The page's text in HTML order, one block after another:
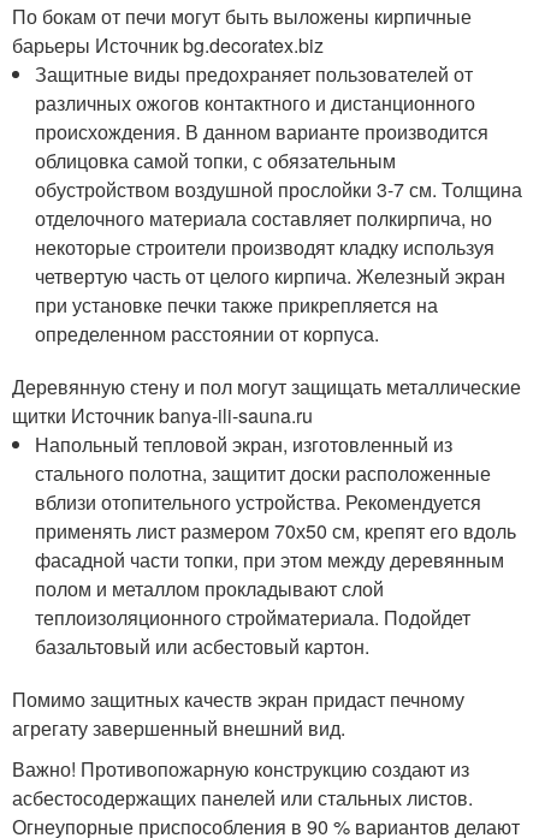
По бокам от печи могут быть выложены кирпичные
барьеры Источник bg.decoratex.biz
Защитные виды предохраняет пользователей от
различных ожогов контактного и дистанционного
происхождения. В данном варианте производится
облицовка самой топки, с обязательным
обустройством воздушной прослойки 3-7 см. Толщина
отделочного материала составляет полкирпича, но
некоторые строители производят кладку используя
четвертую часть от целого кирпича. Железный экран
при установке печки также прикрепляется на
определенном расстоянии от корпуса.
Деревянную стену и пол могут защищать металлические
щитки Источник banya-ili-sauna.ru
Напольный тепловой экран, изготовленный из
стального полотна, защитит доски расположенные
вблизи отопительного устройства. Рекомендуется
применять лист размером 70х50 см, крепят его вдоль
фасадной части топки, при этом между деревянным
полом и металлом прокладывают слой
теплоизоляционного стройматериала. Подойдет
базальтовый или асбестовый картон.
Помимо защитных качеств экран придаст печному
агрегату завершенный внешний вид.
Важно! Противопожарную конструкцию создают из
асбестосодержащих панелей или стальных листов.
Огнеупорные приспособления в 90 % вариантов делают